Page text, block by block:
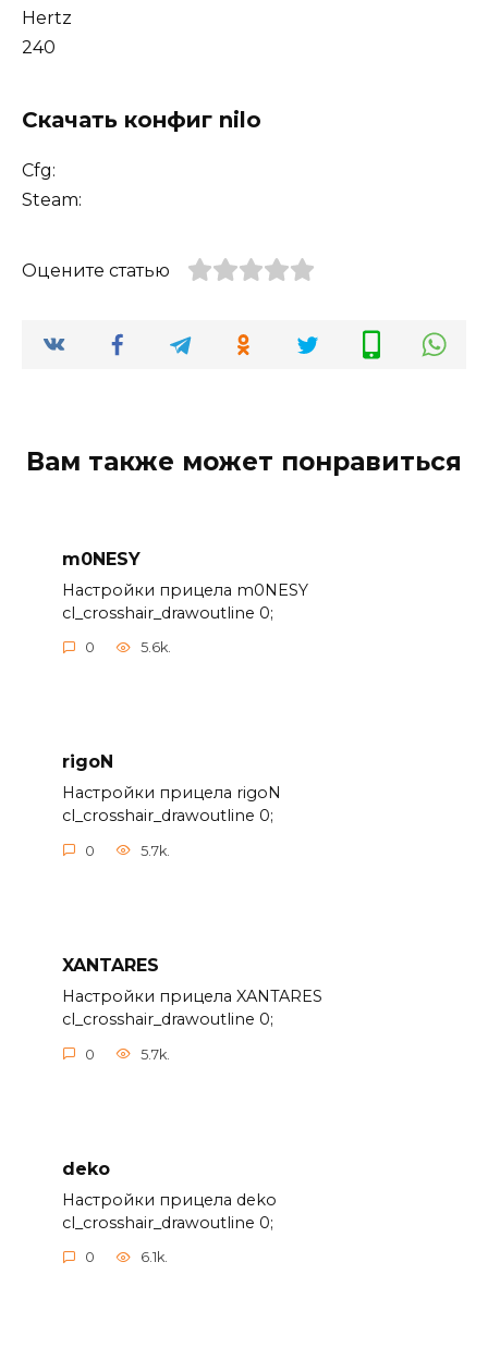
Hertz
240
Скачать конфиг nilo
Cfg:
Steam:
Оцените статью
Вам также может понравиться
m0NESY
Настройки прицела m0NESY
cl_crosshair_drawoutline 0;
0 5.6k.
rigoN
Настройки прицела rigoN
cl_crosshair_drawoutline 0;
0 5.7k.
XANTARES
Настройки прицела XANTARES
cl_crosshair_drawoutline 0;
0 5.7k.
deko
Настройки прицела deko
cl_crosshair_drawoutline 0;
0 6.1k.